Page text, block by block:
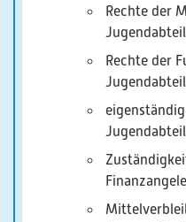
Rechte der
Rechte der